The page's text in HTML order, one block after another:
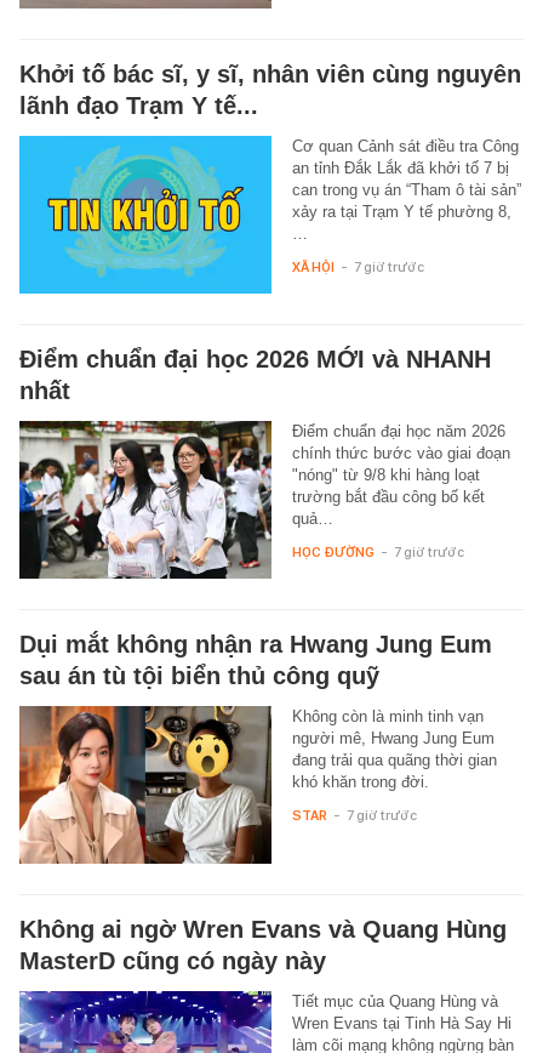
Khởi tố bác sĩ, y sĩ, nhân viên cùng nguyên
lãnh đạo Trạm Y tế...
Cơ quan Cảnh sát điều tra Công
an tỉnh Đắk Lắk đã khởi tố 7 bị
can trong vụ án “Tham ô tài sản”
xảy ra tại Trạm Y tế phường 8,
…
XÃ HỘI - 7 giờ trước
Điểm chuẩn đại học 2026 MỚI và NHANH
nhất
Điểm chuẩn đại học năm 2026
chính thức bước vào giai đoạn
"nóng" từ 9/8 khi hàng loạt
trường bắt đầu công bố kết
quả…
HỌC ĐƯỜNG - 7 giờ trước
Dụi mắt không nhận ra Hwang Jung Eum
sau án tù tội biển thủ công quỹ
Không còn là minh tinh vạn
người mê, Hwang Jung Eum
đang trải qua quãng thời gian
khó khăn trong đời.
STAR - 7 giờ trước
Không ai ngờ Wren Evans và Quang Hùng
MasterD cũng có ngày này
Tiết mục của Quang Hùng và
Wren Evans tại Tinh Hà Say Hi
làm cõi mạng không ngừng bàn